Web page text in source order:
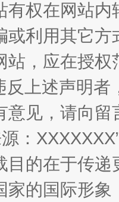
有权在网站
或利用其它
站，应在授
反上述声明
意见，请向
：
目的在于传
家的国际形